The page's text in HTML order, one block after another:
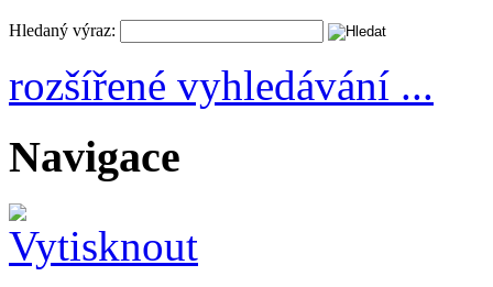
Hledaný výraz:
rozšířené vyhledávání ...
Navigace